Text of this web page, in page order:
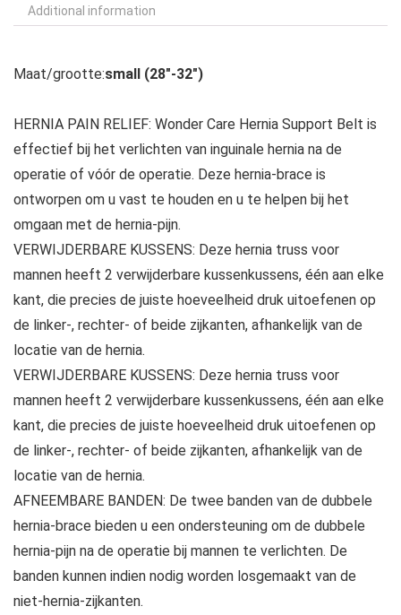
Additional information
Maat/grootte:small (28″-32″)
HERNIA PAIN RELIEF: Wonder Care Hernia Support Belt is
effectief bij het verlichten van inguinale hernia na de
operatie of vóór de operatie. Deze hernia-brace is
ontworpen om u vast te houden en u te helpen bij het
omgaan met de hernia-pijn.
VERWIJDERBARE KUSSENS: Deze hernia truss voor
mannen heeft 2 verwijderbare kussenkussens, één aan elke
kant, die precies de juiste hoeveelheid druk uitoefenen op
de linker-, rechter- of beide zijkanten, afhankelijk van de
locatie van de hernia.
VERWIJDERBARE KUSSENS: Deze hernia truss voor
mannen heeft 2 verwijderbare kussenkussens, één aan elke
kant, die precies de juiste hoeveelheid druk uitoefenen op
de linker-, rechter- of beide zijkanten, afhankelijk van de
locatie van de hernia.
AFNEEMBARE BANDEN: De twee banden van de dubbele
hernia-brace bieden u een ondersteuning om de dubbele
hernia-pijn na de operatie bij mannen te verlichten. De
banden kunnen indien nodig worden losgemaakt van de
niet-hernia-zijkanten.